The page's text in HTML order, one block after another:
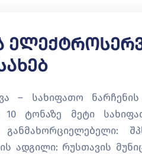
– სახიფათო
10 ტონაზე მეტი
ადგილი: რუსთავის